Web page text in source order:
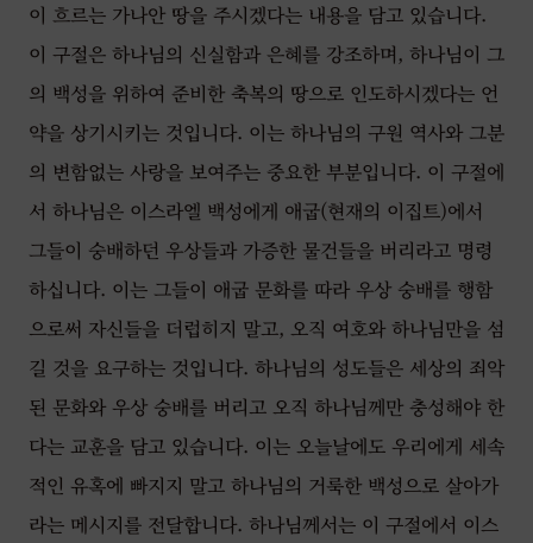
이 흐르는 가나안 땅을 주시겠다는 내용을 담고 있습니다.
이 구절은 하나님의 신실함과 은혜를 강조하며, 하나님이 그
의 백성을 위하여 준비한 축복의 땅으로 인도하시겠다는 언
약을 상기시키는 것입니다. 이는 하나님의 구원 역사와 그분
의 변함없는 사랑을 보여주는 중요한 부분입니다. 이 구절에
서 하나님은 이스라엘 백성에게 애굽(현재의 이집트)에서
그들이 숭배하던 우상들과 가증한 물건들을 버리라고 명령
하십니다. 이는 그들이 애굽 문화를 따라 우상 숭배를 행함
으로써 자신들을 더럽히지 말고, 오직 여호와 하나님만을 섬
길 것을 요구하는 것입니다. 하나님의 성도들은 세상의 죄악
된 문화와 우상 숭배를 버리고 오직 하나님께만 충성해야 한
다는 교훈을 담고 있습니다. 이는 오늘날에도 우리에게 세속
적인 유혹에 빠지지 말고 하나님의 거룩한 백성으로 살아가
라는 메시지를 전달합니다. 하나님께서는 이 구절에서 이스